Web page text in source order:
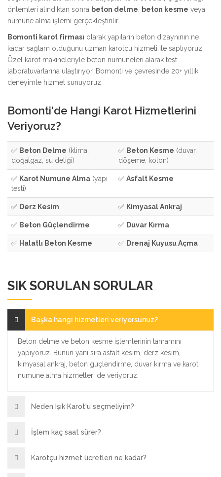
önlemleri alındıktan sonra beton delme beton kesme veya
numune alma işlemi gerçekleştirilir.
Bomonti karot firması olarak yapıların beton dizaynının ne
kadar sağlam olduğunu uzman karotçu hizmeti ile saptıyoruz.
Özel karot makineleriyle beton numuneleri alarak test
laboratuvarlarına ulaştırıyor, Bomonti ve çevresinde 20+ yıllık
deneyimle hizmet sunuyoruz.
Bomonti'de Hangi Karot Hizmetlerini
Veriyoruz?
✅ Beton Delme (klima,
doğalgaz, su deliği)
✅ Beton Kesme (duvar,
döşeme, kolon)
✅ Karot Numune Alma (yapı
testi)
✅ Asfalt Kesme
✅ Derz Kesim ✅ Kimyasal Ankraj
✅ Beton Güçlendirme ✅ Duvar Kırma
✅ Halatlı Beton Kesme ✅ Drenaj Kuyusu Açma
SIK SORULAN SORULAR
Başka hangi hizmetleri veriyorsunuz?
Beton delme ve beton kesme işlemlerinin tamamını
yapıyoruz. Bunun yanı sıra asfalt kesim, derz kesim,
kimyasal ankraj, beton güçlendirme, duvar kırma ve karot
numune alma hizmetleri de veriyoruz.
Neden Işık Karot'u seçmeliyim?
İşlem kaç saat sürer?
Karotçu hizmet ücretleri ne kadar?